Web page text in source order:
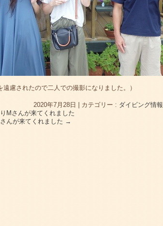
遠慮されたので二人での撮影になりました。）
2020年7月28日 カテゴリー : ダイビング情報
Mさんが来てくれました
んが来てくれました →